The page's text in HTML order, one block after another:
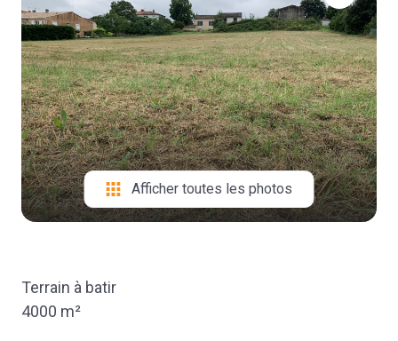
contact
Afficher toutes les photos
Terrain à batir
4000 m²